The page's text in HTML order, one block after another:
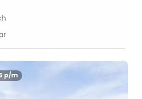
p/m